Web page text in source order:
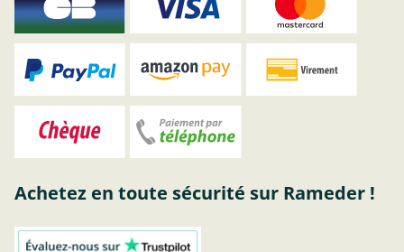
Achetez en toute sécurité sur Rameder !